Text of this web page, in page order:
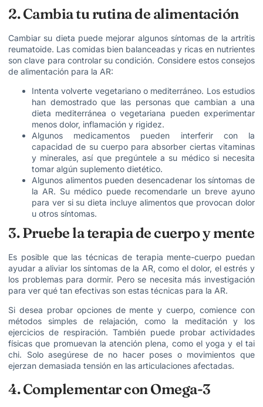
2. Cambia tu rutina de alimentación
Cambiar su dieta puede mejorar algunos síntomas de la artritis
reumatoide. Las comidas bien balanceadas y ricas en nutrientes
son clave para controlar su condición. Considere estos consejos
de alimentación para la AR:
Intenta volverte vegetariano o mediterráneo. Los estudios
han demostrado que las personas que cambian a una
dieta mediterránea o vegetariana pueden experimentar
menos dolor, inflamación y rigidez.
Algunos medicamentos pueden interferir con la
capacidad de su cuerpo para absorber ciertas vitaminas
y minerales, así que pregúntele a su médico si necesita
tomar algún suplemento dietético.
Algunos alimentos pueden desencadenar los síntomas de
la AR. Su médico puede recomendarle un breve ayuno
para ver si su dieta incluye alimentos que provocan dolor
u otros síntomas.
3. Pruebe la terapia de cuerpo y mente
Es posible que las técnicas de terapia mente-cuerpo puedan
ayudar a aliviar los síntomas de la AR, como el dolor, el estrés y
los problemas para dormir. Pero se necesita más investigación
para ver qué tan efectivas son estas técnicas para la AR.
Si desea probar opciones de mente y cuerpo, comience con
métodos simples de relajación, como la meditación y los
ejercicios de respiración. También puede probar actividades
físicas que promuevan la atención plena, como el yoga y el tai
chi. Solo asegúrese de no hacer poses o movimientos que
ejerzan demasiada tensión en las articulaciones afectadas.
4. Complementar con Omega-3